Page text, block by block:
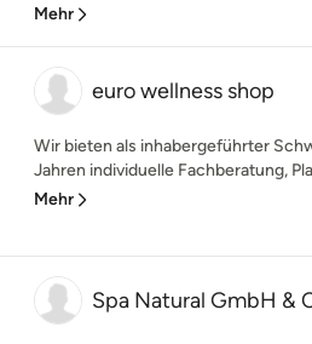
Mehr
euro wellness shop
Wir bieten als inhabergeführter
Jahren individuelle Fachberatung,
Mehr
Spa Natural GmbH &